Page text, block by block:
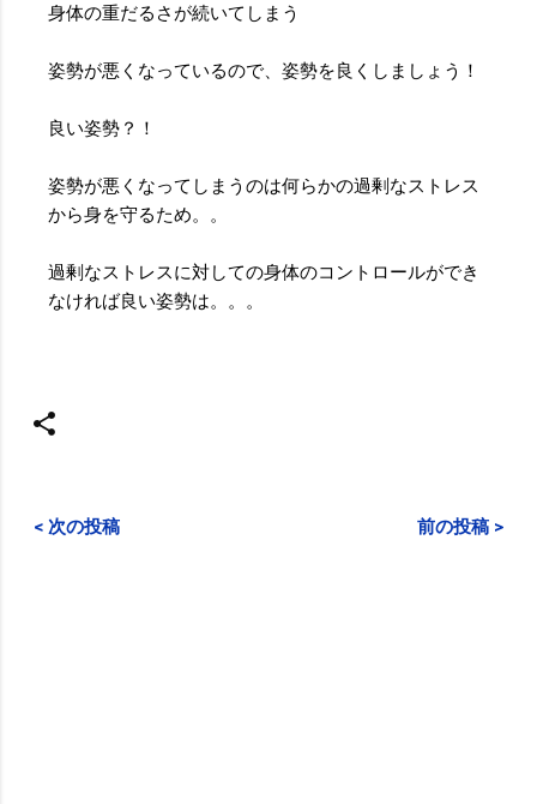
身体の重だるさが続いてしまう
姿勢が悪くなっているので、姿勢を良くしましょう！
良い姿勢？！
姿勢が悪くなってしまうのは何らかの過剰なストレス
から身を守るため。。
過剰なストレスに対しての身体のコントロールができ
なければ良い姿勢は。。。
< 次の投稿 前の投稿 >